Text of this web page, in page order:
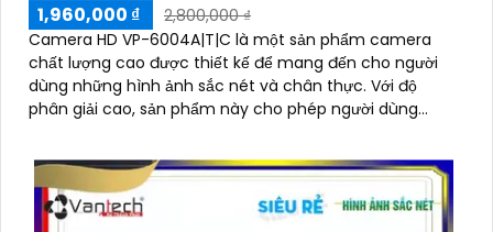
1,960,000 ₫
2,800,000 ₫
Camera HD VP-6004A|T|C là một sản phẩm camera
chất lượng cao được thiết kế để mang đến cho người
dùng những hình ảnh sắc nét và chân thực. Với độ
phân giải cao, sản phẩm này cho phép người dùng